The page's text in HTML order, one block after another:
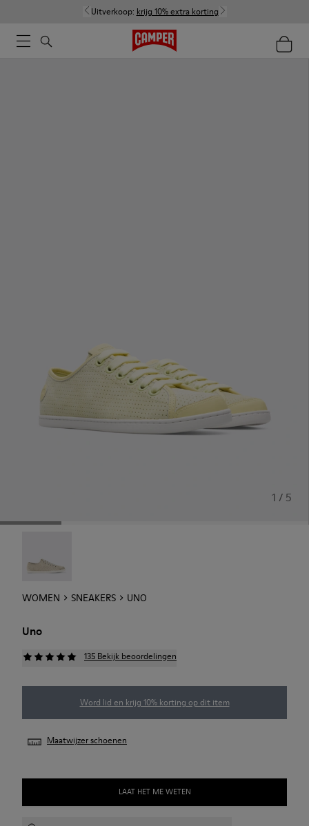
Uitverkoop: krijg 10% extra korting
1 / 5
WOMEN SNEAKERS UNO
Uno
135 Bekijk beoordelingen
Word lid en krijg 10% korting op dit item
Maatwijzer schoenen
LAAT HET ME WETEN